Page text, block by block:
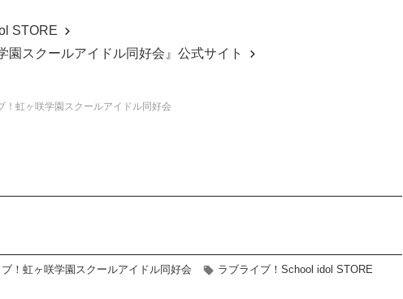
STORE
園スクールアイドル同好会』公式サイト
虹ヶ咲学園スクールアイドル同好会
！虹ヶ咲学園スクールアイドル同好会
ラブライブ！School idol STORE